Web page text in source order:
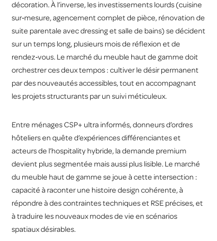
décoration. À l’inverse, les investissements lourds (cuisine
sur‑mesure, agencement complet de pièce, rénovation de
suite parentale avec dressing et salle de bains) se décident
sur un temps long, plusieurs mois de réflexion et de
rendez‑vous. Le marché du meuble haut de gamme doit
orchestrer ces deux tempos : cultiver le désir permanent
par des nouveautés accessibles, tout en accompagnant
les projets structurants par un suivi méticuleux.
Entre ménages CSP+ ultra informés, donneurs d’ordres
hôteliers en quête d’expériences différenciantes et
acteurs de l’hospitality hybride, la demande premium
devient plus segmentée mais aussi plus lisible. Le marché
du meuble haut de gamme se joue à cette intersection :
capacité à raconter une histoire design cohérente, à
répondre à des contraintes techniques et RSE précises, et
à traduire les nouveaux modes de vie en scénarios
spatiaux désirables.